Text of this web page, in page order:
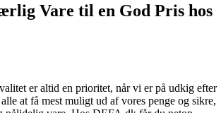
Vare til en God Pris hos
er altid en prioritet, når vi er på udkig efter
at få mest muligt ud af vores penge og sikre,